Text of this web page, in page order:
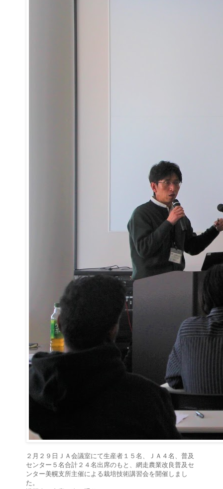
２月２９日ＪＡ会議室にて生産者１５名、ＪＡ４名、普及
センター５名合計２４名出席のもと、網走農業改良普及セ
ンター美幌支所主催による栽培技術講習会を開催しまし
た。